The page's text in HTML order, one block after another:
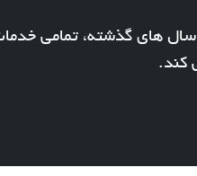
سال های گذشته، تمامی
کند.